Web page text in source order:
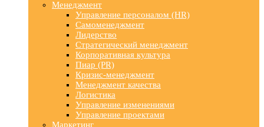
Менеджмент
Управление персоналом (HR)
Самоменеджмент
Лидерство
Стратегический менеджмент
Корпоративная культура
Пиар (PR)
Кризис-менеджмент
Менеджмент качества
Логистика
Управление изменениями
Управление проектами
Маркетинг